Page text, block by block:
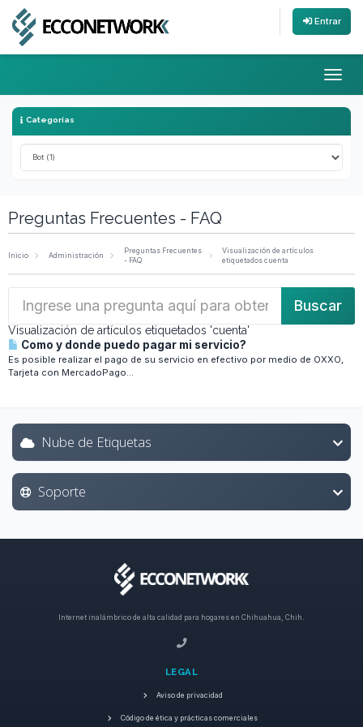
Entrar
Categorías
Preguntas Frecuentes - FAQ
Inicio Administración
Preguntas Frecuentes
- FAQ
Visualización de artículos
etiquetados cuenta
Visualización de artículos etiquetados 'cuenta'
Como y donde puedo pagar mi servicio?
Es posible realizar el pago de su servicio en efectivo por medio de OXXO,
Tarjeta con MercadoPago...
Nube de Etiquetas
Soporte
Internet inalámbrico de alta calidad para hogares en Chihuahua, Chih.
LEGAL
Aviso de privacidad
Código de ética y prácticas comerciales